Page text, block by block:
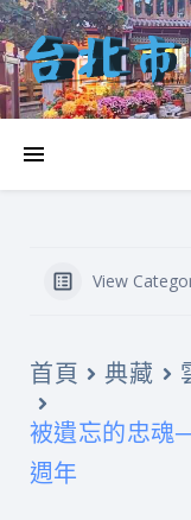
View
首頁 典藏
被遺忘的忠魂
週年